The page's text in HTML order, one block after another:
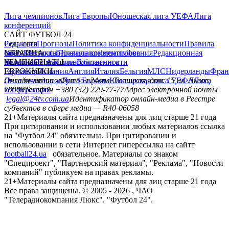
Лига чемпионовЛига ЕвропыЮношеская лига УЕФАЛига
конференций
САЙТ ФУТБОЛ 24
РедакцияПрогнозыПолитика конфиденциальностиПравила
сайтуКонтактыПравила комментированияРедакционная
политикаСтруктура собственности
Соц. сети
facebookxyoutubeinstagramtelegramviber
УКРАИНА
УкраинаПервая лигаВторая лига
ЧЕМПИОНАТЫ
ГерманияИспанияАнглияИталияБельгияМЛСНидерланды
ЕВРОКУБКИ
Лига чемпионовЛига ЕвропыЮношеская лига УЕФАЛига
конференций
Онлайн-медиа «Футбол 24»пл. Галицкая, дом. 15, м. Львов,
79008Телефон +380 (32) 229-77-77Адрес электронной почты
legal@24tv.com.uaИдентификатор онлайн-медиа в Реестре
субъектов в сфере медиа — R40-06058
21+Материалы сайта предназначены для лиц старше 21 года
При цитировании и использовании любых материалов ссылка
на "Футбол 24" обязательна. При цитировании и
использовании в сети Интернет гиперссылка на сайтт
football24.ua
обязательное. Материалы со знаком
"Спецпроект", "Партнерский материал", "Реклама", "Новости
компаний" публикуем на правах рекламы.
21+Материалы сайта предназначены для лиц старше 21 года
Все права защищены. © 2005 - 2026 , ЧАО
"Телерадиокомпания Люкс". "Футбол 24".